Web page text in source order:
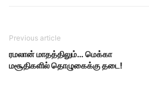
Previous article
ரமலான் மாதத்திலும்… மெக்கா
மசூதிகளில் தொழுகைக்கு தடை!